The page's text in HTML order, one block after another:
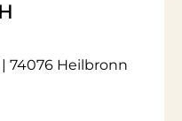
74076 Heilbronn